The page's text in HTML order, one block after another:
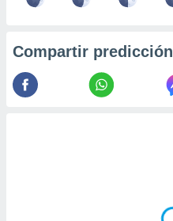
Compartir predicción